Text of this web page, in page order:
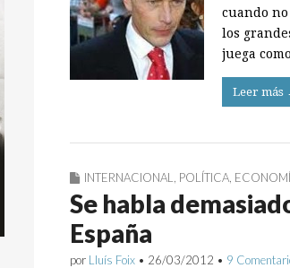
cuando
los
juega
Leer más
INTERNACIONAL POLÍTICA
Se habla
España
por Lluís Foix • 26/03/2012 • 9